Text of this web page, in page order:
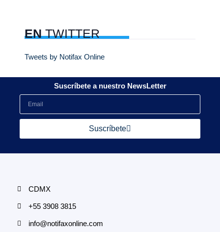
ENTWITTER
Tweets by Notifax Online
Suscríbete a nuestro NewsLetter
Suscríbete
CDMX
+55 3908 3815
info@notifaxonline.com